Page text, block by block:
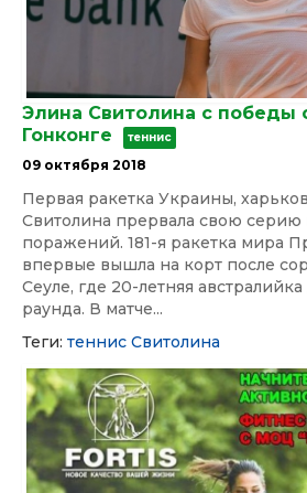
Элина Свитолина с победы
Гонконге
теннис
09 октября 2018
Первая ракетка Украины,
Свитолина прервала свою серию
поражений. 181-я ракетка мира
впервые вышла на корт после
Сеуле, где 20-летняя
раунда. В матче...
Теги: теннис Свитолина